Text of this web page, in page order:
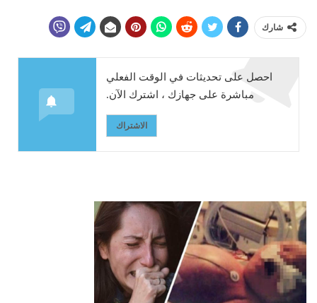
شارك
احصل على تحديثات في الوقت الفعلي
مباشرة على جهازك ، اشترك الآن.
الاشتراك